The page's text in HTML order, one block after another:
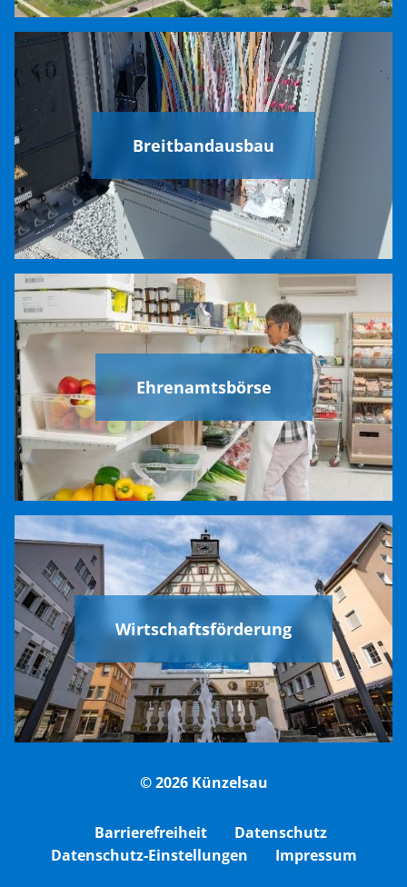
Breitbandausbau
Ehrenamtsbörse
Wirtschaftsförderung
© 2026 Künzelsau
Barrierefreiheit
Datenschutz
Datenschutz-Einstellungen
Impressum